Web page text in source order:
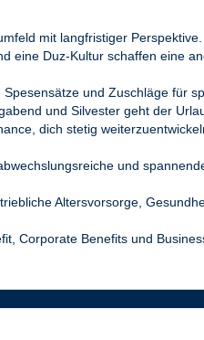
mit langfristiger Perspektive.
eine Duz-Kultur schaffen eine
und Zuschläge für
und Silvester geht der
dich stetig
und
Altersvorsorge,
Corporate Benefits und